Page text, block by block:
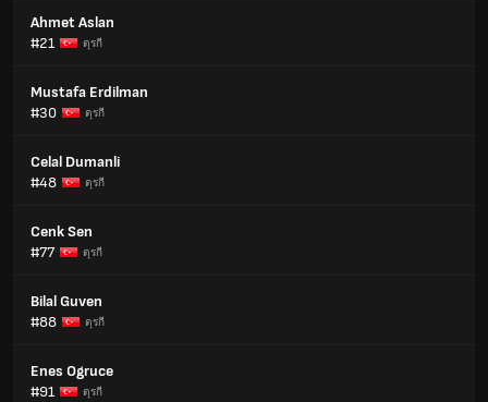
Ahmet Aslan
#21
ตุรกี
Mustafa Erdilman
#30
ตุรกี
Celal Dumanli
#48
ตุรกี
Cenk Sen
#77
ตุรกี
Bilal Guven
#88
ตุรกี
Enes Ogruce
#91
ตุรกี